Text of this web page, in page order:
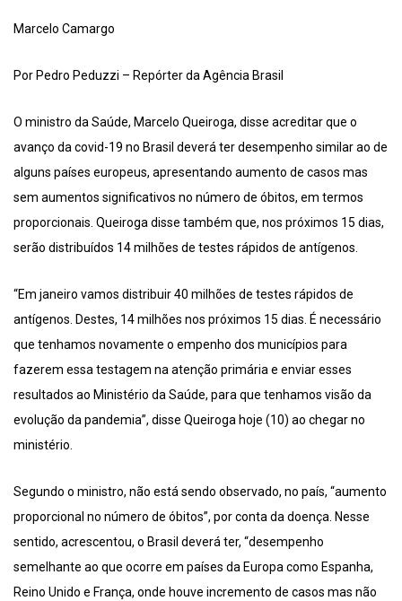
Marcelo Camargo
Por Pedro Peduzzi – Repórter da Agência Brasil
O ministro da Saúde, Marcelo Queiroga, disse acreditar que o
avanço da covid-19 no Brasil deverá ter desempenho similar ao de
alguns países europeus, apresentando aumento de casos mas
sem aumentos significativos no número de óbitos, em termos
proporcionais. Queiroga disse também que, nos próximos 15 dias,
serão distribuídos 14 milhões de testes rápidos de antígenos.
“Em janeiro vamos distribuir 40 milhões de testes rápidos de
antígenos. Destes, 14 milhões nos próximos 15 dias. É necessário
que tenhamos novamente o empenho dos municípios para
fazerem essa testagem na atenção primária e enviar esses
resultados ao Ministério da Saúde, para que tenhamos visão da
evolução da pandemia”, disse Queiroga hoje (10) ao chegar no
ministério.
Segundo o ministro, não está sendo observado, no país, “aumento
proporcional no número de óbitos”, por conta da doença. Nesse
sentido, acrescentou, o Brasil deverá ter, “desempenho
semelhante ao que ocorre em países da Europa como Espanha,
Reino Unido e França, onde houve incremento de casos mas não